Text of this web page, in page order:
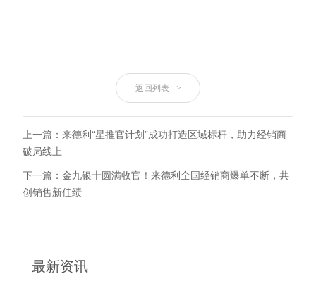
返回列表 >
上一篇：来德利“星推官计划”成功打造区域标杆，助力经销商
破局线上
下一篇：金九银十圆满收官！来德利全国经销商爆单不断，共
创销售新佳绩
最新资讯